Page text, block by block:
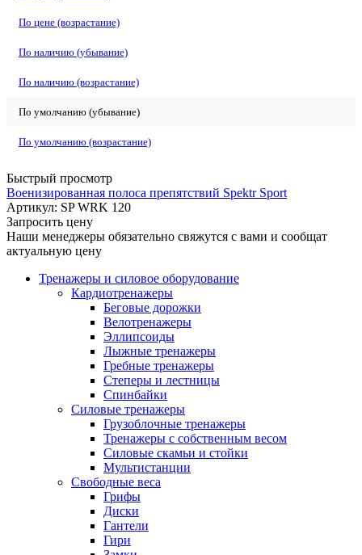
По цене (возрастание)
По наличию (убывание)
По наличию (возрастание)
По умолчанию (убывание)
По умолчанию (возрастание)
Быстрый просмотр
Военизированная полоса препятствий Spektr Sport
Артикул: SP WRK 120
Запросить цену
Наши менеджеры обязательно свяжутся с вами и сообщат
актуальную цену
Тренажеры и силовое оборудование
Кардиотренажеры
Беговые дорожки
Велотренажеры
Эллипсоиды
Лыжные тренажеры
Гребные тренажеры
Степеры и лестницы
Спинбайки
Силовые тренажеры
Грузоблочные тренажеры
Тренажеры с собственным весом
Силовые скамьи и стойки
Мультистанции
Свободные веса
Грифы
Диски
Гантели
Гири